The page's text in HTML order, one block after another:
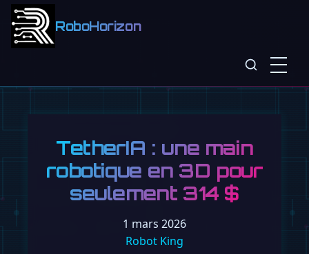
RoboHorizon
TetherIA : une main
robotique en 3D pour
seulement 314 $
1 mars 2026
Robot King